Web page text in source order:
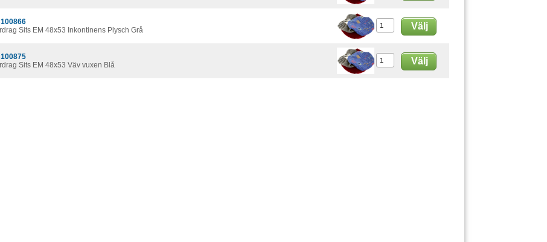
Sits EM 48x53 Inkontinens Plysch Grå
Välj
Sits EM 48x53 Väv vuxen Blå
Välj